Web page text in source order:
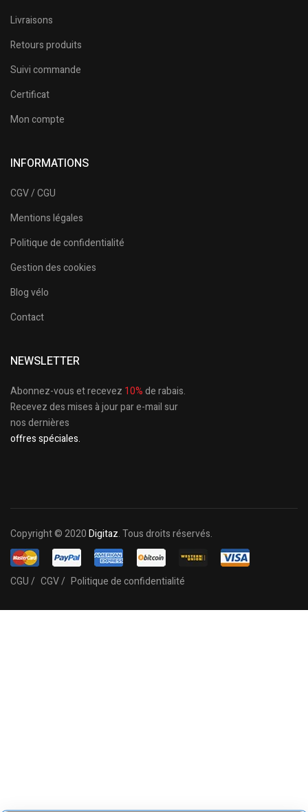
Livraisons
Retours produits
Suivi commande
Certificat
Mon compte
INFORMATIONS
CGV / CGU
Mentions légales
Politique de confidentialité
Gestion des cookies
Blog vélo
Contact
NEWSLETTER
Abonnez-vous et recevez 10%de rabais.
Recevez des mises à jour par e-mail sur
nos dernières
offres spéciales.
Copyright © 2020Digitaz. Tous droits réservés.
CGU / CGV / Politique de confidentialité